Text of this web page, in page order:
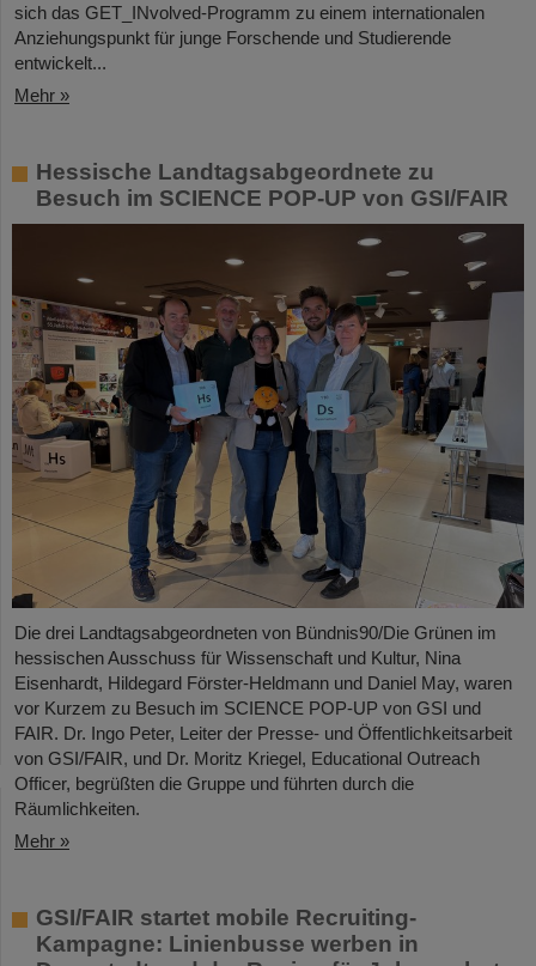
sich das GET_INvolved-Programm zu einem internationalen
Anziehungspunkt für junge Forschende und Studierende
entwickelt...
Mehr »
Hessische Landtagsabgeordnete zu
Besuch im SCIENCE POP-UP von GSI/FAIR
Die drei Landtagsabgeordneten von Bündnis90/Die Grünen im
hessischen Ausschuss für Wissenschaft und Kultur, Nina
Eisenhardt, Hildegard Förster-Heldmann und Daniel May, waren
vor Kurzem zu Besuch im SCIENCE POP-UP von GSI und
FAIR. Dr. Ingo Peter, Leiter der Presse- und Öffentlichkeitsarbeit
von GSI/FAIR, und Dr. Moritz Kriegel, Educational Outreach
Officer, begrüßten die Gruppe und führten durch die
Räumlichkeiten.
Mehr »
GSI/FAIR startet mobile Recruiting-
Kampagne: Linienbusse werben in